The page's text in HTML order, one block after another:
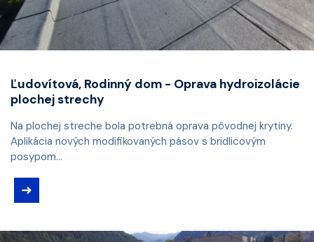
Ľudovítová, Rodinný dom - Oprava hydroizolácie
plochej strechy
Na plochej streche bola potrebná oprava pôvodnej krytiny.
Aplikácia nových modifikovaných pásov s bridlicovým
posypom...
➜